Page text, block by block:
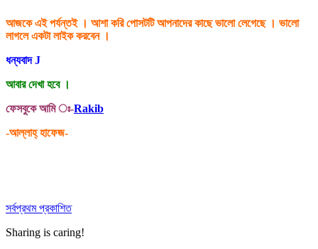
আজকে এই পর্যন্তই । আশা করি পোসটটি আপনাদের কাছে ভালো লেগেছে । ভালো
লাগলে একটা লাইক করবেন ।
ধন্যবাদJ
আবার দেখা হবে ।
ফেসবুকে আমি ঃ-Rakib
-আল্লাহ্‌ হাফেজ-
সর্বপ্রথম প্রকাশিত
Sharing is caring!